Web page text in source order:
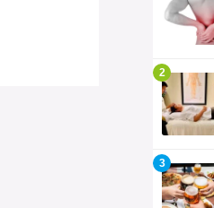
2
3